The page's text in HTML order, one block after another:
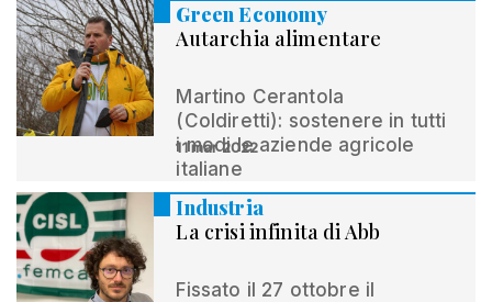
Green Economy
Autarchia alimentare
Martino Cerantola
(Coldiretti): sostenere in tutti
i modi le aziende agricole
italiane
11 mar 2022
Industria
La crisi infinita di Abb
Fissato il 27 ottobre il